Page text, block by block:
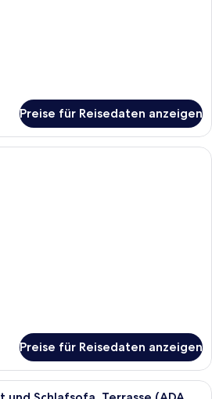
Preise für Reisedaten anzeigen
Ein modernes Hotelzimmer mit
Preise für Reisedaten anzeigen
Ein ordentlich bezogenes Bett mit